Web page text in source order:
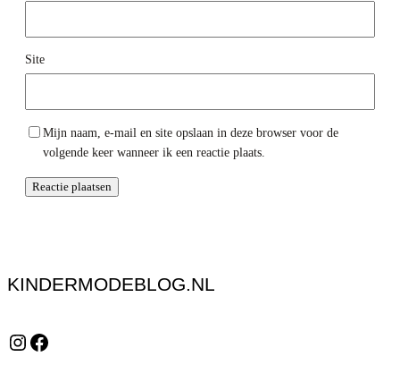
Site
Mijn naam, e-mail en site opslaan in deze browser voor de
volgende keer wanneer ik een reactie plaats.
KINDERMODEBLOG.NL
Instagram Facebook